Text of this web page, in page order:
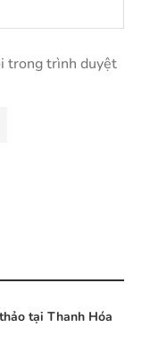
trong trình duyệt
tại Thanh Hóa